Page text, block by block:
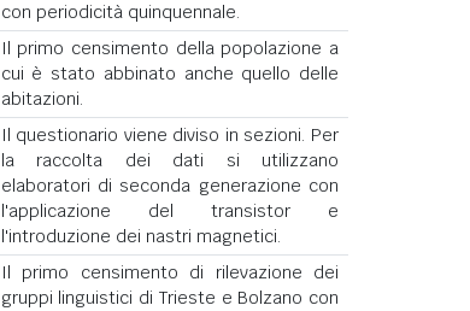
con periodicità quinquennale.
Il primo censimento della popolazione a
cui è stato abbinato anche quello delle
abitazioni.
Il questionario viene diviso in sezioni. Per
la raccolta dei dati si utilizzano
elaboratori di seconda generazione con
l'applicazione del transistor e
l'introduzione dei nastri magnetici.
Il primo censimento di rilevazione dei
gruppi linguistici di Trieste e Bolzano con